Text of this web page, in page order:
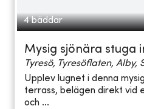
4 bäddar
Mysig sjönära stuga
Tyresö, Tyresöflaten, Alby,
Upplev lugnet i denna
terrass, belägen direkt
och ...